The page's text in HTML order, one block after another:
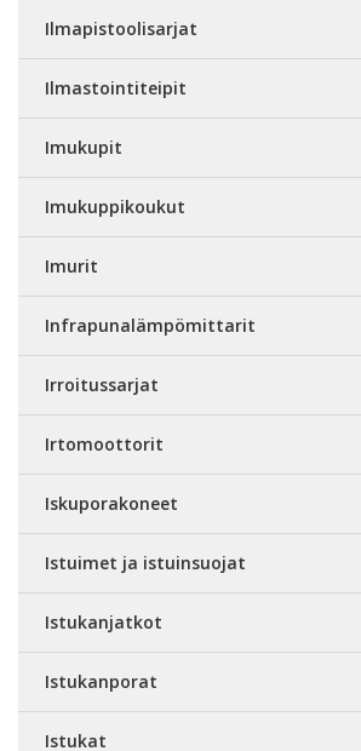
Ilmapistoolisarjat
Ilmastointiteipit
Imukupit
Imukuppikoukut
Imurit
Infrapunalämpömittarit
Irroitussarjat
Irtomoottorit
Iskuporakoneet
Istuimet ja istuinsuojat
Istukanjatkot
Istukanporat
Istukat